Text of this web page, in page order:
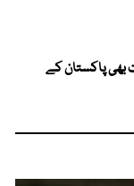
بھی پاکستان کے